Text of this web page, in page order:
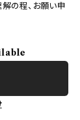
の程、お願い申